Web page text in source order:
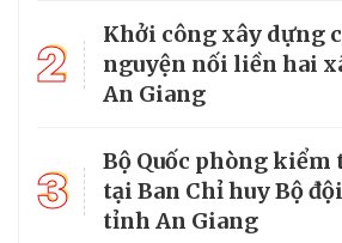
2
Khởi công xây dựng
nguyện nối liền hai
An Giang
3
Bộ Quốc phòng kiểm
tại Ban Chỉ huy Bộ
tỉnh An Giang